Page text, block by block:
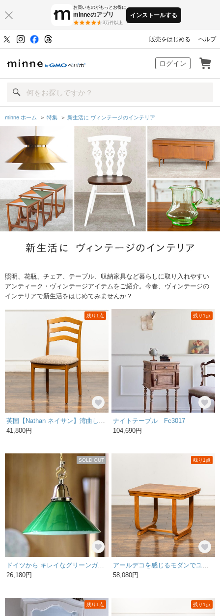
お買いものがもっとお得に
minneのアプリ
3万件以上
インストールする
販売をはじめる ヘルプ
ログイン
minne ホーム ＞ 特集 ＞ 新生活に ヴィンテージのインテリア
照明、花瓶、チェア、テーブル、収納家具など暮らしに取り入れやすい
アンティーク・ヴィンテージアイテムをご紹介。今春、ヴィンテージの
インテリアで新生活をはじめてみませんか？
残り1点
41,800円
残り1点
ナイトテーブル Fc3017
104,690円
SOLD OUT
ドイツから キレイなグリーンガラスのインダストリアル ペンダントライト ランプ 天井照明 ヴィンテージ アンティーク_260206 il0152
26,180円
残り1点
58,080円
残り1点 残り1点